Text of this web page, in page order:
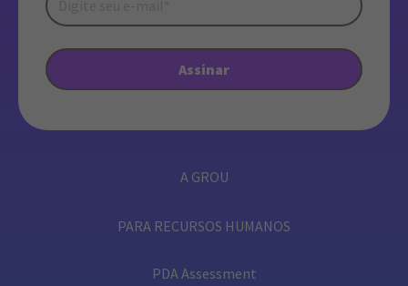
A GROU
PARA RECURSOS HUMANOS
PDA Assessment